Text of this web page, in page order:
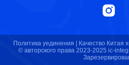
Политика уединения |
Качество Китая
© авторского права 2023-2025 ic-